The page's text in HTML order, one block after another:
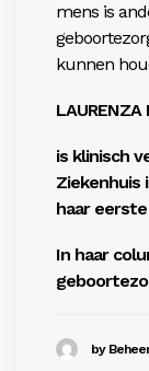
mens is
kunnen
LAURENZA
is klinisch
Ziekenhuis
haar
In haar
by